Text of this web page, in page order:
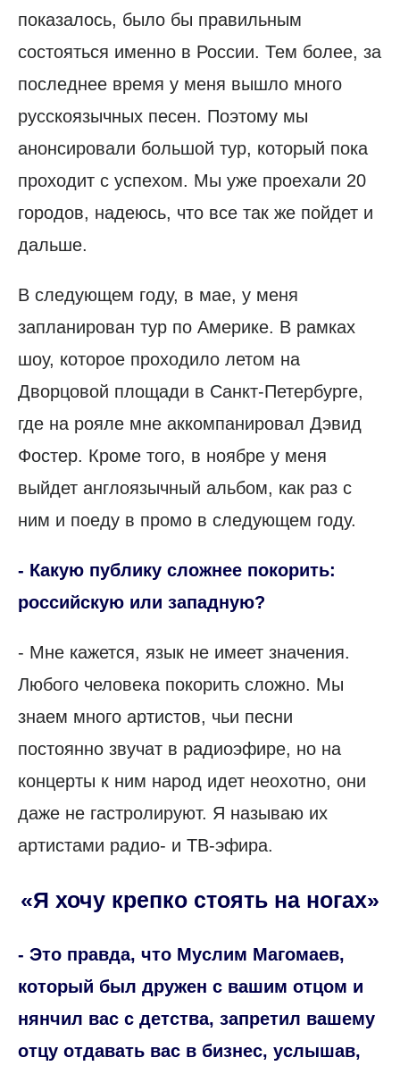
показалось, было бы правильным
состояться именно в России. Тем более, за
последнее время у меня вышло много
русскоязычных песен. Поэтому мы
анонсировали большой тур, который пока
проходит с успехом. Мы уже проехали 20
городов, надеюсь, что все так же пойдет и
дальше.
В следующем году, в мае, у меня
запланирован тур по Америке. В рамках
шоу, которое проходило летом на
Дворцовой площади в Санкт-Петербурге,
где на рояле мне аккомпанировал Дэвид
Фостер. Кроме того, в ноябре у меня
выйдет англоязычный альбом, как раз с
ним и поеду в промо в следующем году.
- Какую публику сложнее покорить:
российскую или западную?
- Мне кажется, язык не имеет значения.
Любого человека покорить сложно. Мы
знаем много артистов, чьи песни
постоянно звучат в радиоэфире, но на
концерты к ним народ идет неохотно, они
даже не гастролируют. Я называю их
артистами радио- и ТВ-эфира.
«Я хочу крепко стоять на ногах»
- Это правда, что Муслим Магомаев,
который был дружен с вашим отцом и
нянчил вас с детства, запретил вашему
отцу отдавать вас в бизнес, услышав,